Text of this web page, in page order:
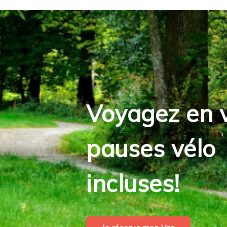
Voyagez en
pauses vélo
incluses!